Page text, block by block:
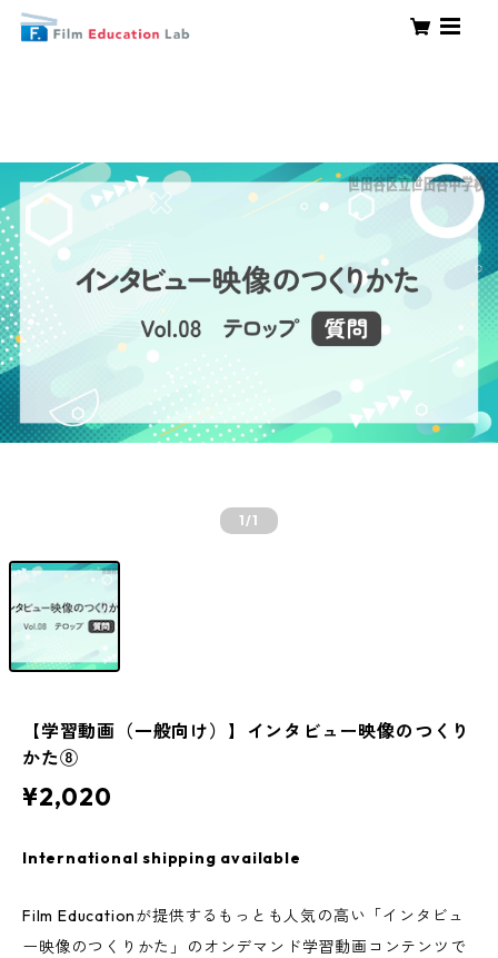
1/1
【学習動画（一般向け）】インタビュー映像のつくり
かた⑧
¥2,020
International shipping available
Film Educationが提供するもっとも人気の高い「インタビュ
ー映像のつくりかた」のオンデマンド学習動画コンテンツで